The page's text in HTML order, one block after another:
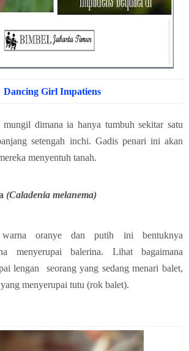
Dancing Girl Impatiens
dimana ia hanya tumbuh sekitar satu
setengah inchi. Gadis penari ini akan
menyentuh tanah.
(Caladenia melanema)
warna oranye dan putih ini bentuknya
menyerupai balerina. Lihat bagaimana
lengan seorang yang sedang menari balet,
menyerupai tutu (rok balet).